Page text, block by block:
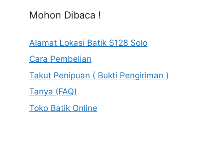
Mohon Dibaca !
Alamat Lokasi Batik S128 Solo
Cara Pembelian
Takut Penipuan ( Bukti Pengiriman )
Tanya (FAQ)
Toko Batik Online